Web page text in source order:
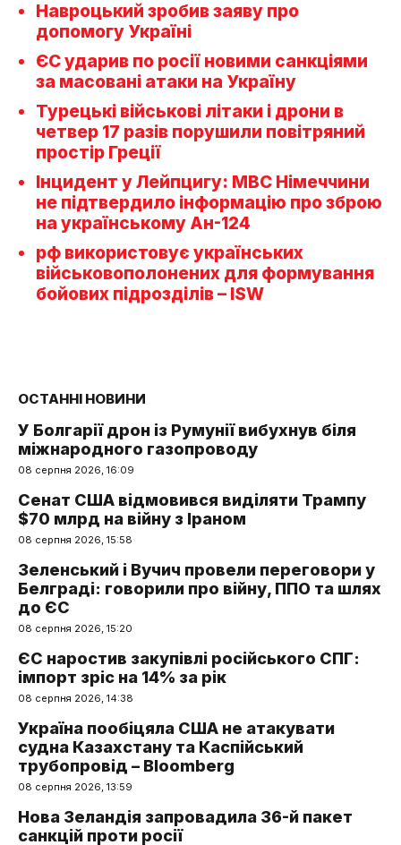
Навроцький зробив заяву про
допомогу Україні
ЄС ударив по росії новими санкціями
за масовані атаки на Україну
Турецькі військові літаки і дрони в
четвер 17 разів порушили повітряний
простір Греції
Інцидент у Лейпцигу: МВС Німеччини
не підтвердило інформацію про зброю
на українському Ан-124
рф використовує українських
військовополонених для формування
бойових підрозділів – ISW
ОСТАННІ НОВИНИ
У Болгарії дрон із Румунії вибухнув біля
міжнародного газопроводу
08 серпня 2026, 16:09
Сенат США відмовився виділяти Трампу
$70 млрд на війну з Іраном
08 серпня 2026, 15:58
Зеленський і Вучич провели переговори у
Белграді: говорили про війну, ППО та шлях
до ЄС
08 серпня 2026, 15:20
ЄС наростив закупівлі російського СПГ:
імпорт зріс на 14% за рік
08 серпня 2026, 14:38
Україна пообіцяла США не атакувати
судна Казахстану та Каспійський
трубопровід – Bloomberg
08 серпня 2026, 13:59
Нова Зеландія запровадила 36-й пакет
санкцій проти росії